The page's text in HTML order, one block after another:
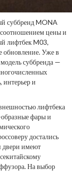
суббренд MONA
цены и
лифтбек M03,
обновление. Уже в
суббренда —
интерьер и
лифтбека
фары и
достались
двери имеют
На выбор